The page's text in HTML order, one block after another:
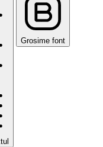
Grosime font